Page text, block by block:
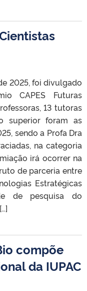
2025, foi divulgado
CAPES Futuras
13 tutoras
superior foram as
sendo a Profa Dra
na categoria
irá ocorrer na
de parceria entre
Estratégicas
de pesquisa do
compõe
da IUPAC